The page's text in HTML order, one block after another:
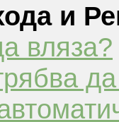
и
вляза?
да